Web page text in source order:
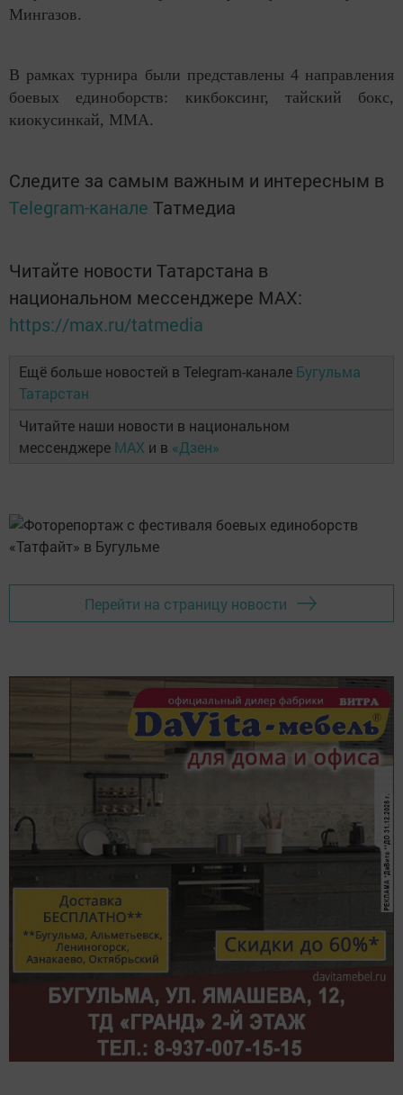
Мингазов.
В рамках турнира были представлены 4 направления
боевых единоборств: кикбоксинг, тайский бокс,
киокусинкай, ММА.
Следите за самым важным и интересным в
Telegram-канале Татмедиа
Читайте новости Татарстана в
национальном мессенджере MАХ:
https://max.ru/tatmedia
Ещё больше новостей в Telegram-канале Бугульма
Татарстан
Читайте наши новости в национальном
мессенджере MAX и в «Дзен»
Перейти на страницу новости